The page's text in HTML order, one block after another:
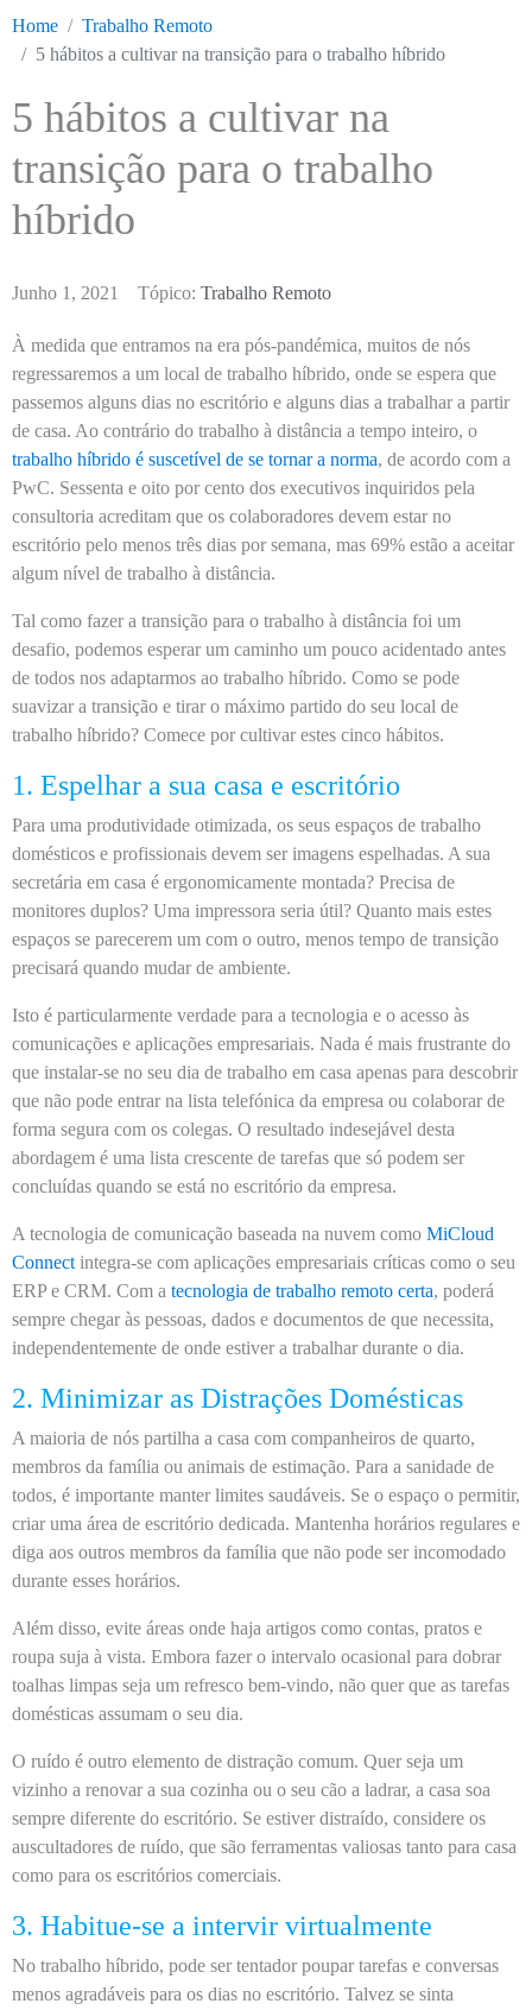
Home
Trabalho Remoto
5 hábitos a cultivar na transição para o trabalho híbrido
5 hábitos a cultivar na
transição para o trabalho
híbrido
Junho 1, 2021 Tópico: Trabalho Remoto
À medida que entramos na era pós-pandémica, muitos de nós
regressaremos a um local de trabalho híbrido, onde se espera que
passemos alguns dias no escritório e alguns dias a trabalhar a partir
de casa. Ao contrário do trabalho à distância a tempo inteiro, o
trabalho híbrido é suscetível de se tornar a norma, de acordo com a
PwC. Sessenta e oito por cento dos executivos inquiridos pela
consultoria acreditam que os colaboradores devem estar no
escritório pelo menos três dias por semana, mas 69% estão a aceitar
algum nível de trabalho à distância.
Tal como fazer a transição para o trabalho à distância foi um
desafio, podemos esperar um caminho um pouco acidentado antes
de todos nos adaptarmos ao trabalho híbrido. Como se pode
suavizar a transição e tirar o máximo partido do seu local de
trabalho híbrido? Comece por cultivar estes cinco hábitos.
1. Espelhar a sua casa e escritório
Para uma produtividade otimizada, os seus espaços de trabalho
domésticos e profissionais devem ser imagens espelhadas. A sua
secretária em casa é ergonomicamente montada? Precisa de
monitores duplos? Uma impressora seria útil? Quanto mais estes
espaços se parecerem um com o outro, menos tempo de transição
precisará quando mudar de ambiente.
Isto é particularmente verdade para a tecnologia e o acesso às
comunicações e aplicações empresariais. Nada é mais frustrante do
que instalar-se no seu dia de trabalho em casa apenas para descobrir
que não pode entrar na lista telefónica da empresa ou colaborar de
forma segura com os colegas. O resultado indesejável desta
abordagem é uma lista crescente de tarefas que só podem ser
concluídas quando se está no escritório da empresa.
A tecnologia de comunicação baseada na nuvem como MiCloud
Connect integra-se com aplicações empresariais críticas como o seu
ERP e CRM. Com a tecnologia de trabalho remoto certa, poderá
sempre chegar às pessoas, dados e documentos de que necessita,
independentemente de onde estiver a trabalhar durante o dia.
2. Minimizar as Distrações Domésticas
A maioria de nós partilha a casa com companheiros de quarto,
membros da família ou animais de estimação. Para a sanidade de
todos, é importante manter limites saudáveis. Se o espaço o permitir,
criar uma área de escritório dedicada. Mantenha horários regulares e
diga aos outros membros da família que não pode ser incomodado
durante esses horários.
Além disso, evite áreas onde haja artigos como contas, pratos e
roupa suja à vista. Embora fazer o intervalo ocasional para dobrar
toalhas limpas seja um refresco bem-vindo, não quer que as tarefas
domésticas assumam o seu dia.
O ruído é outro elemento de distração comum. Quer seja um
vizinho a renovar a sua cozinha ou o seu cão a ladrar, a casa soa
sempre diferente do escritório. Se estiver distraído, considere os
auscultadores de ruído, que são ferramentas valiosas tanto para casa
como para os escritórios comerciais.
3. Habitue-se a intervir virtualmente
No trabalho híbrido, pode ser tentador poupar tarefas e conversas
menos agradáveis para os dias no escritório. Talvez se sinta